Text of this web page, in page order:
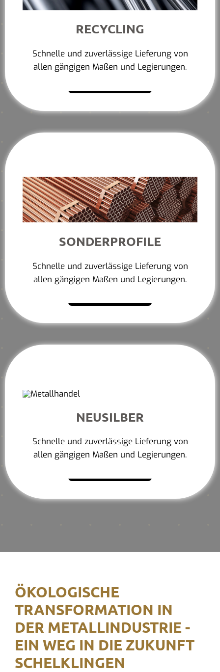
RECYCLING
Schnelle und zuverlässige Lieferung von
allen gängigen Maßen und Legierungen.
SONDERPROFILE
Schnelle und zuverlässige Lieferung von
allen gängigen Maßen und Legierungen.
NEUSILBER
Schnelle und zuverlässige Lieferung von
allen gängigen Maßen und Legierungen.
ÖKOLOGISCHE
TRANSFORMATION IN
DER METALLINDUSTRIE -
EIN WEG IN DIE ZUKUNFT
SCHELKLINGEN